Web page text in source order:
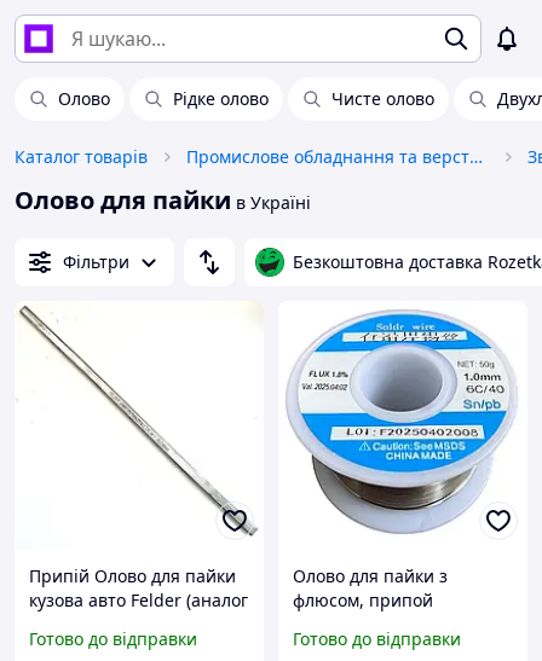
Олово Рідке олово Чисте олово
Каталог товарів Промислове обладнання та верстати
Олово для пайки в Україні
Фільтри Безкоштовна доставка
Припій Олово для пайки
кузова авто Felder (аналог
Готово до відправки
Олово для пайки з
флюсом, припой
Готово до відправки